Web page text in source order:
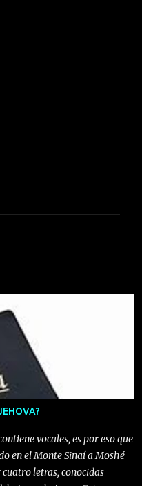
vocales, es por eso que
en el Monte Sinaí a Moshé
cuatro letras, conocidas